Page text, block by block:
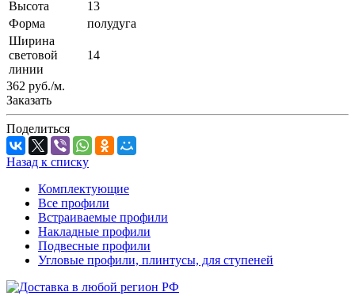
Высота
13
Форма
полудуга
Ширина
световой
линии
14
362 руб./м.
Заказать
Поделиться
Назад к списку
Комплектующие
Все профили
Встраиваемые профили
Накладные профили
Подвесные профили
Угловые профили, плинтусы, для ступеней